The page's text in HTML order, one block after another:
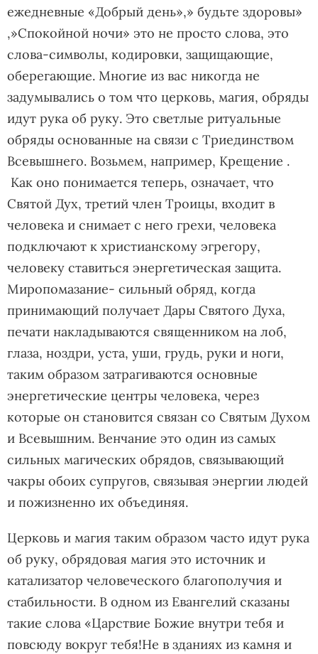
ежедневные «Добрый день»,» будьте здоровы»
,»Спокойной ночи» это не просто слова, это
слова-символы, кодировки, защищающие,
оберегающие. Многие из вас никогда не
задумывались о том что церковь, магия, обряды
идут рука об руку. Это светлые ритуальные
обряды основанные на связи с Триединством
Всевышнего. Возьмем, например, Крещение .
Как оно понимается теперь, означает, что
Святой Дух, третий член Троицы, входит в
человека и снимает с него грехи, человека
подключают к христианскому эгрегору,
человеку ставиться энергетическая защита.
Миропомазание- сильный обряд, когда
принимающий получает Дары Святого Духа,
печати накладываются священником на лоб,
глаза, ноздри, уста, уши, грудь, руки и ноги,
таким образом затрагиваются основные
энергетические центры человека, через
которые он становится связан со Святым Духом
и Всевышним. Венчание это один из самых
сильных магических обрядов, связывающий
чакры обоих супругов, связывая энергии людей
и пожизненно их объединяя.
Церковь и магия таким образом часто идут рука
об руку, обрядовая магия это источник и
катализатор человеческого благополучия и
стабильности. В одном из Евангелий сказаны
такие слова «Царствие Божие внутри тебя и
повсюду вокруг тебя!Не в зданиях из камня и